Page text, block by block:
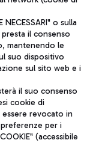
direzione e
13032990155 P.
Fiumicino (RM)
NECESSARI" o sulla
il consenso
mantenendo le
suo dispositivo
sul sito web e i
il suo consenso
cookie di
revocato in
per i
(accessibile